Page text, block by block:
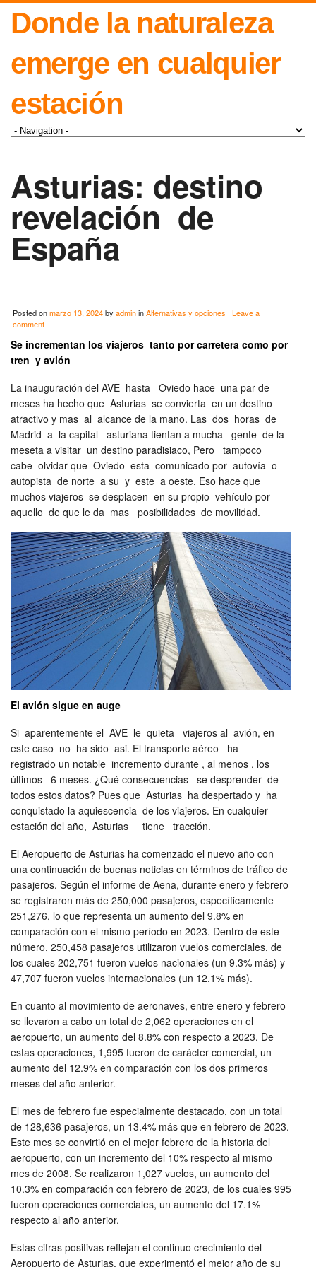
Donde la naturaleza
emerge en cualquier
estación
Asturias: destino
revelación de
España
Posted onmarzo 13, 2024by admininAlternativas y opciones | Leave a
comment
Se incrementan los viajeros tanto por carretera como por
tren y avión
La inauguración del AVE hasta Oviedo hace una par de
meses ha hecho que Asturias se convierta en un destino
atractivo y mas al alcance de la mano. Las dos horas de
Madrid a la capital asturiana tientan a mucha gente de la
meseta a visitar un destino paradisiaco, Pero tampoco
cabe olvidar que Oviedo esta comunicado por autovía o
autopista de norte a su y este a oeste. Eso hace que
muchos viajeros se desplacen en su propio vehículo por
aquello de que le da mas posibilidades de movilidad.
El avión sigue en auge
Si aparentemente el AVE le quieta viajeros al avión, en
este caso no ha sido asi. El transporte aéreo ha
registrado un notable incremento durante , al menos , los
últimos 6 meses. ¿Qué consecuencias se desprender de
todos estos datos? Pues que Asturias ha despertado y ha
conquistado la aquiescencia de los viajeros. En cualquier
estación del año, Asturias tiene tracción.
El Aeropuerto de Asturias ha comenzado el nuevo año con
una continuación de buenas noticias en términos de tráfico de
pasajeros. Según el informe de Aena, durante enero y febrero
se registraron más de 250,000 pasajeros, específicamente
251,276, lo que representa un aumento del 9.8% en
comparación con el mismo período en 2023. Dentro de este
número, 250,458 pasajeros utilizaron vuelos comerciales, de
los cuales 202,751 fueron vuelos nacionales (un 9.3% más) y
47,707 fueron vuelos internacionales (un 12.1% más).
En cuanto al movimiento de aeronaves, entre enero y febrero
se llevaron a cabo un total de 2,062 operaciones en el
aeropuerto, un aumento del 8.8% con respecto a 2023. De
estas operaciones, 1,995 fueron de carácter comercial, un
aumento del 12.9% en comparación con los dos primeros
meses del año anterior.
El mes de febrero fue especialmente destacado, con un total
de 128,636 pasajeros, un 13.4% más que en febrero de 2023.
Este mes se convirtió en el mejor febrero de la historia del
aeropuerto, con un incremento del 10% respecto al mismo
mes de 2008. Se realizaron 1,027 vuelos, un aumento del
10.3% en comparación con febrero de 2023, de los cuales 995
fueron operaciones comerciales, un aumento del 17.1%
respecto al año anterior.
Estas cifras positivas reflejan el continuo crecimiento del
Aeropuerto de Asturias, que experimentó el mejor año de su